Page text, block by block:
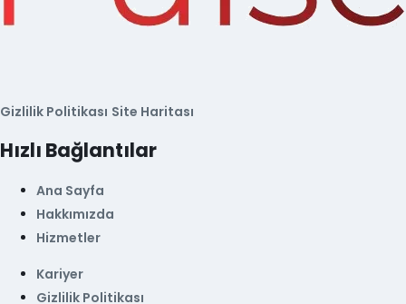
Gizlilik Politikası Site Haritası
Hızlı Bağlantılar
Ana Sayfa
Hakkımızda
Hizmetler
Kariyer
Gizlilik Politikası